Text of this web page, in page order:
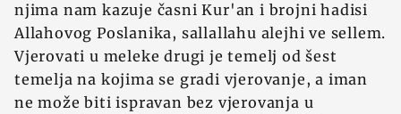
njima nam kazuje časni Kur'an i brojni hadisi
Allahovog Poslanika, sallallahu alejhi ve sellem.
Vjerovati u meleke drugi je temelj od šest
temelja na kojima se gradi vjerovanje, a iman
ne može biti ispravan bez vjerovanja u